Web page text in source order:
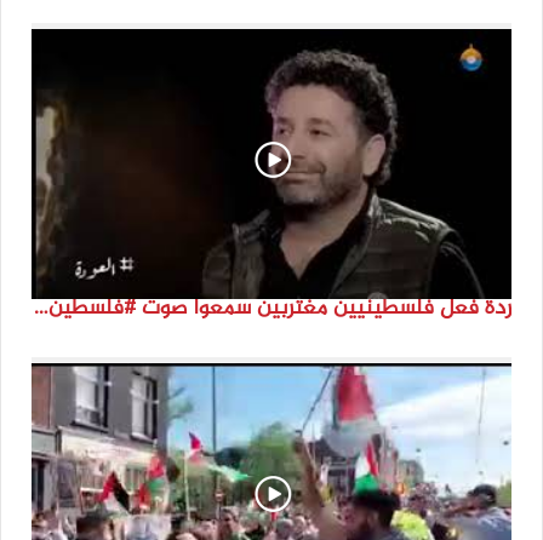
ردة فعل فلسطينيين مغتربين سمعوا صوت #فلسطين لأول مرة #نتماء2022 #القدس_موعدنا #النكبة74